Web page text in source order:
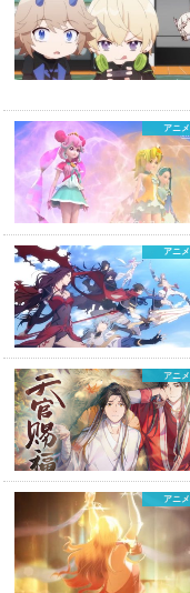
アニメ
アニメ
アニメ
アニメ